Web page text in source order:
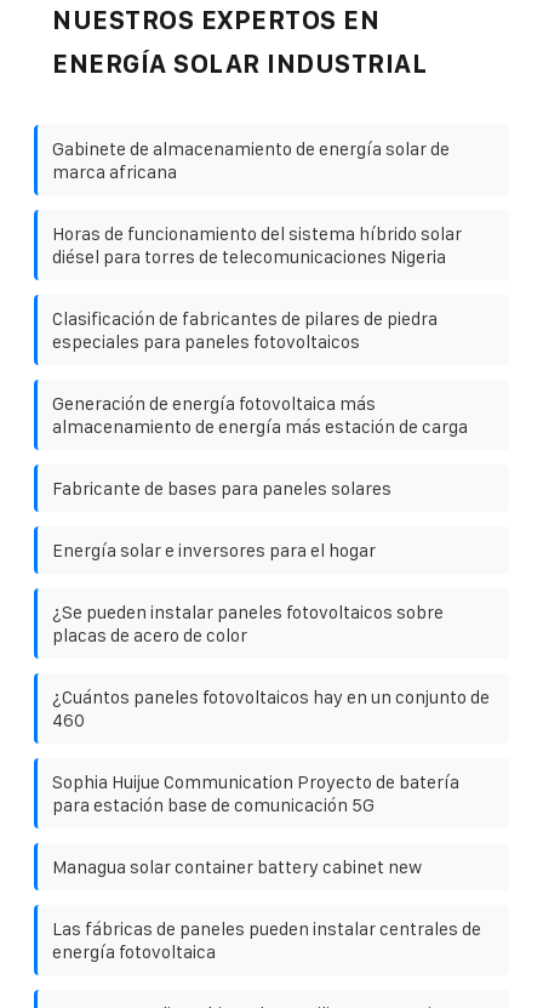
NUESTROS EXPERTOS EN
ENERGÍA SOLAR INDUSTRIAL
Gabinete de almacenamiento de energía solar de
marca africana
Horas de funcionamiento del sistema híbrido solar
diésel para torres de telecomunicaciones Nigeria
Clasificación de fabricantes de pilares de piedra
especiales para paneles fotovoltaicos
Generación de energía fotovoltaica más
almacenamiento de energía más estación de carga
Fabricante de bases para paneles solares
Energía solar e inversores para el hogar
¿Se pueden instalar paneles fotovoltaicos sobre
placas de acero de color
¿Cuántos paneles fotovoltaicos hay en un conjunto de
460
Sophia Huijue Communication Proyecto de batería
para estación base de comunicación 5G
Managua solar container battery cabinet new
Las fábricas de paneles pueden instalar centrales de
energía fotovoltaica